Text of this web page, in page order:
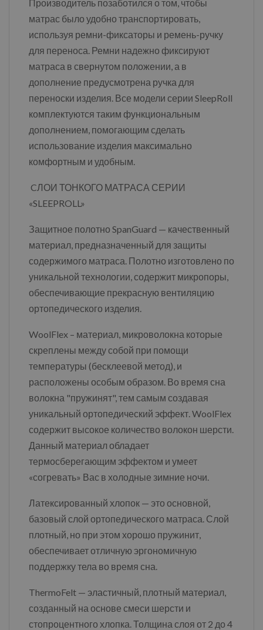
Производитель позаботился о том, чтобы
матрас было удобно транспортировать,
используя ремни-фиксаторы и ремень-ручку
для переноса. Ремни надежно фиксируют
матраса в свернутом положении, а в
дополнение предусмотрена ручка для
переноски изделия. Все модели серии SleepRoll
комплектуются таким функциональным
дополнением, помогающим сделать
использование изделия максимально
комфортным и удобным.
CЛОИ ТОНКОГО МАТРАСА СЕРИИ
«SLEEPROLL»
Защитное полотно SpanGuard — качественный
материал, предназначенный для защиты
содержимого матраса. Полотно изготовлено по
уникальной технологии, содержит микропоры,
обеспечивающие прекрасную вентиляцию
ортопедического изделия.
WoolFlex – материал, микроволокна которые
скреплены между собой при помощи
температуры (бесклеевой метод), и
расположены особым образом. Во время сна
волокна "пружинят", тем самым создавая
уникальный ортопедический эффект. WoolFlex
содержит высокое количество волокон шерсти.
Данный материал обладает
термосберегающим эффектом и умеет
«согревать» Вас в холодные зимние ночи.
Латексированный хлопок — это основной,
базовый слой ортопедического матраса. Слой
плотный, но при этом хорошо пружинит,
обеспечивает отличную эргономичную
поддержку тела во время сна.
ThermoFelt — эластичный, плотный материал,
созданный на основе смеси шерсти и
стопроцентного хлопка. Толщина слоя от 2 до 4